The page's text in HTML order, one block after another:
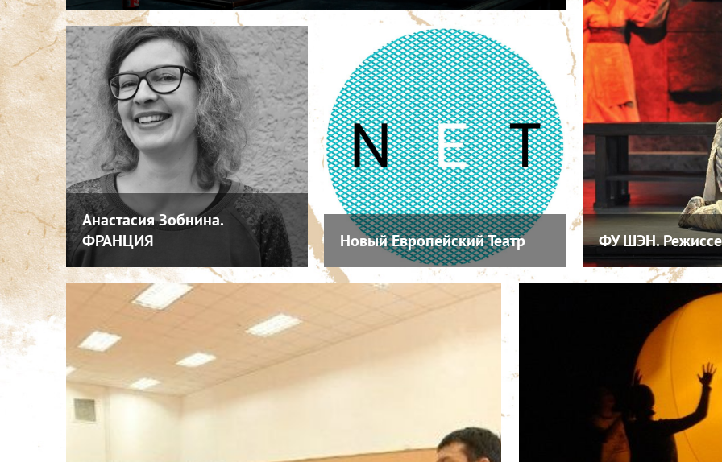
Анастасия Зобнина.
ФРАНЦИЯ
Новый Европейский Театр ФУ ШЭН.